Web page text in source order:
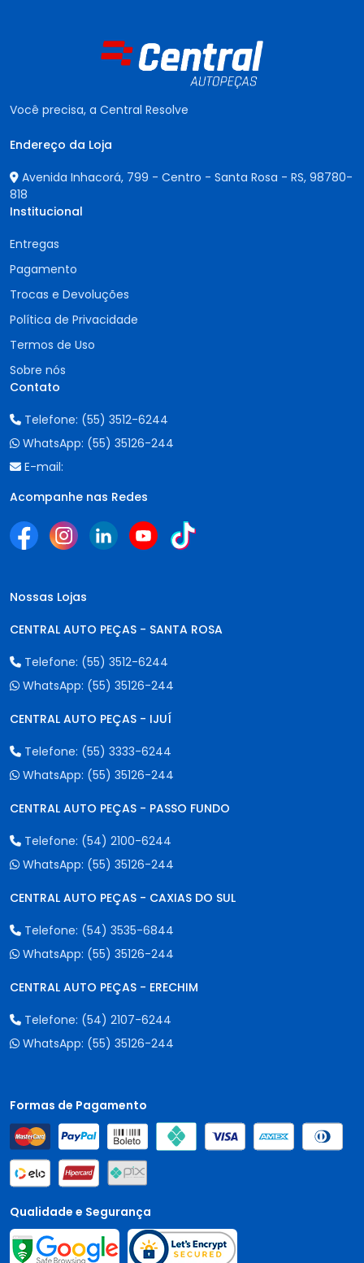
Você precisa, a Central Resolve
Endereço da Loja
Avenida Inhacorá, 799 - Centro - Santa Rosa - RS, 98780-
818
Institucional
Entregas
Pagamento
Trocas e Devoluções
Política de Privacidade
Termos de Uso
Sobre nós
Contato
Telefone: (55) 3512-6244
WhatsApp: (55) 35126-244
E-mail:
Acompanhe nas Redes
Nossas Lojas
CENTRAL AUTO PEÇAS - SANTA ROSA
Telefone: (55) 3512-6244
WhatsApp: (55) 35126-244
CENTRAL AUTO PEÇAS - IJUÍ
Telefone: (55) 3333-6244
WhatsApp: (55) 35126-244
CENTRAL AUTO PEÇAS - PASSO FUNDO
Telefone: (54) 2100-6244
WhatsApp: (55) 35126-244
CENTRAL AUTO PEÇAS - CAXIAS DO SUL
Telefone: (54) 3535-6844
WhatsApp: (55) 35126-244
CENTRAL AUTO PEÇAS - ERECHIM
Telefone: (54) 2107-6244
WhatsApp: (55) 35126-244
Formas de Pagamento
Qualidade e Segurança